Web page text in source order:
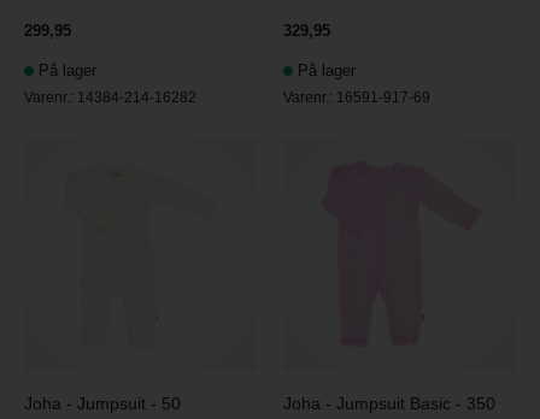
299,95
På lager
Varenr.: 14384-214-16282
329,95
På lager
Varenr.: 16591-917-69
Joha - Jumpsuit - 50 Joha - Jumpsuit Basic - 350